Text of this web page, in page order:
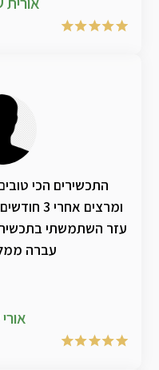
התכשירים הכי
ומרצים
עזר השתמשתי
עברה